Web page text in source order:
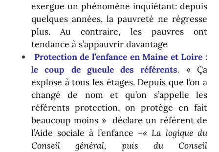
exergue un phénomène inquiétant: depuis
quelques années, la pauvreté ne régresse
plus. Au contraire, les pauvres ont
tendance à s’appauvrir davantage
Protection de l’enfance en Maine et Loire :
le coup de gueule des référents.
« Ça
explose à tous les étages. Depuis que l’on a
changé de nom et qu’on s’appelle les
référents protection, on protège en fait
beaucoup moins » déclare un référent de
l’Aide sociale à l’enfance –« La logique du
Conseil général, puis du Conseil